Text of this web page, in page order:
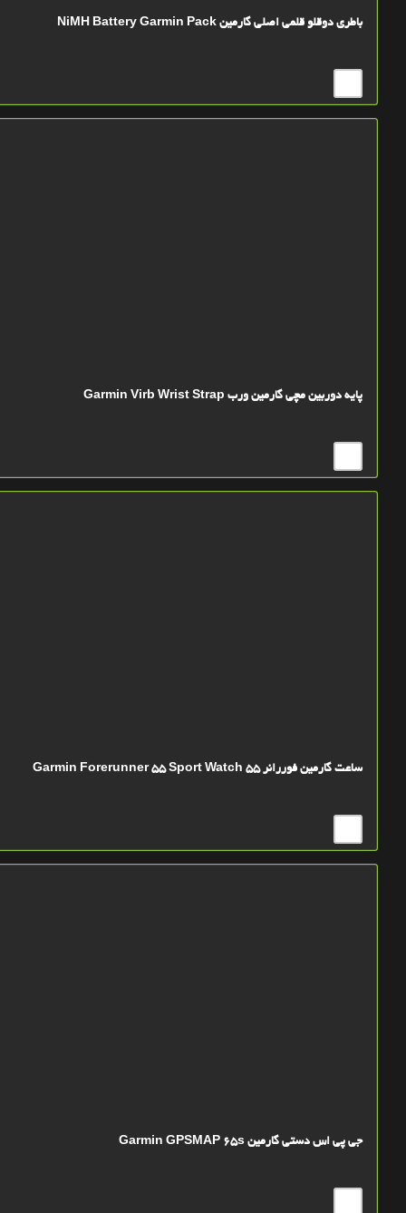
باطری دوقلو قلمی اصلی گارمین NiMH Battery Garmin Pack
پایه دوربین مچی گارمین ورب Garmin Virb Wrist Strap
ساعت گارمين فوررانر 55 Garmin Forerunner 55 Sport Watch
جی پی اس دستی گارمین Garmin GPSMAP 65s